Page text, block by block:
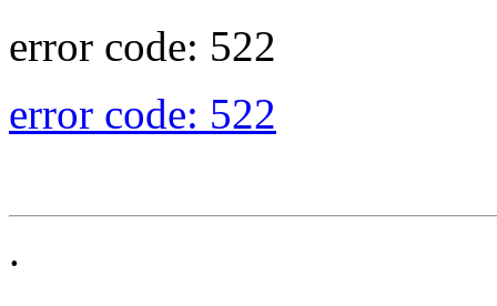
error code: 522
error code: 522
.